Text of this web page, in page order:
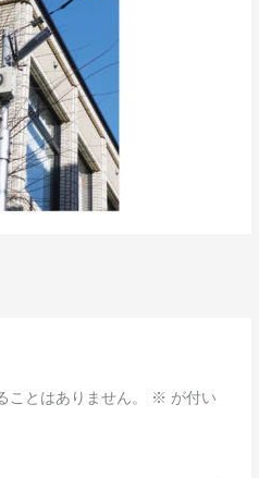
ことはありません。 ※ が付い